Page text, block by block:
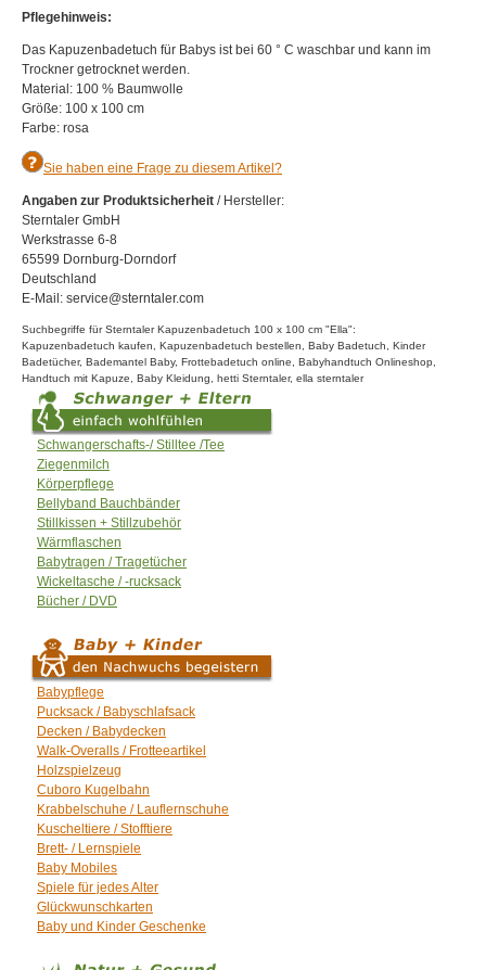
Pflegehinweis:
Das Kapuzenbadetuch für Babys ist bei 60 ° C waschbar und kann im
Trockner getrocknet werden.
Material: 100 % Baumwolle
Größe: 100 x 100 cm
Farbe: rosa
Sie haben eine Frage zu diesem Artikel?
Angaben zur Produktsicherheit / Hersteller:
Sterntaler GmbH
Werkstrasse 6-8
65599 Dornburg-Dorndorf
Deutschland
E-Mail: service@sterntaler.com
Suchbegriffe für Sterntaler Kapuzenbadetuch 100 x 100 cm "Ella":
Kapuzenbadetuch kaufen, Kapuzenbadetuch bestellen, Baby Badetuch, Kinder
Badetücher, Bademantel Baby, Frottebadetuch online, Babyhandtuch Onlineshop,
Handtuch mit Kapuze, Baby Kleidung, hetti Sterntaler, ella sterntaler
Schwangerschafts-/ Stilltee /Tee
Ziegenmilch
Körperpflege
Bellyband Bauchbänder
Stillkissen + Stillzubehör
Wärmflaschen
Babytragen / Tragetücher
Wickeltasche / -rucksack
Bücher / DVD
Babypflege
Pucksack / Babyschlafsack
Decken / Babydecken
Walk-Overalls / Frotteeartikel
Holzspielzeug
Cuboro Kugelbahn
Krabbelschuhe / Lauflernschuhe
Kuscheltiere / Stofftiere
Brett- / Lernspiele
Baby Mobiles
Spiele für jedes Alter
Glückwunschkarten
Baby und Kinder Geschenke